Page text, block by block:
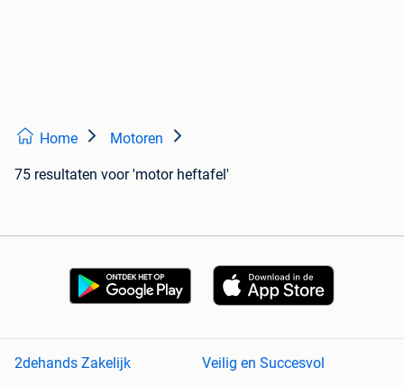
Home Motoren
75 resultaten voor 'motor heftafel'
2dehands Zakelijk Veilig en Succesvol